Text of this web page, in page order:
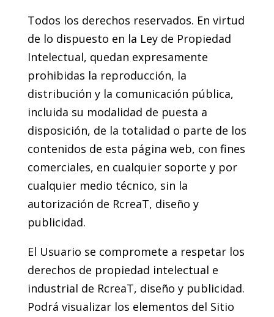
Todos los derechos reservados. En virtud
de lo dispuesto en la Ley de Propiedad
Intelectual, quedan expresamente
prohibidas la reproducción, la
distribución y la comunicación pública,
incluida su modalidad de puesta a
disposición, de la totalidad o parte de los
contenidos de esta página web, con fines
comerciales, en cualquier soporte y por
cualquier medio técnico, sin la
autorización de RcreaT, diseño y
publicidad.
El Usuario se compromete a respetar los
derechos de propiedad intelectual e
industrial de RcreaT, diseño y publicidad.
Podrá visualizar los elementos del Sitio